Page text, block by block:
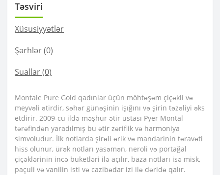
Təsviri
Xüsusiyyətlər
Şərhlər (0)
Suallar(0)
Montale Pure Gold qadınlar üçün möhtəşəm çiçəkli və
meyvəli ətirdir, səhər günəşinin işığını və şirin təzəliyi əks
etdirir. 2009-cu ildə məşhur ətir ustası Pyer Montal
tərəfindən yaradılmış bu ətir zəriflik və harmoniya
simvoludur. İlk notlarda şirəli ərik və mandarinin təravəti
hiss olunur, ürək notları yasəmən, neroli və portağal
çiçəklərinin incə buketləri ilə açılır, baza notları isə misk,
paçuli və vanilin isti və cazibədar izi ilə dəridə qalır.